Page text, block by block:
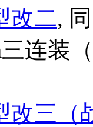
改二,
连装
改三（